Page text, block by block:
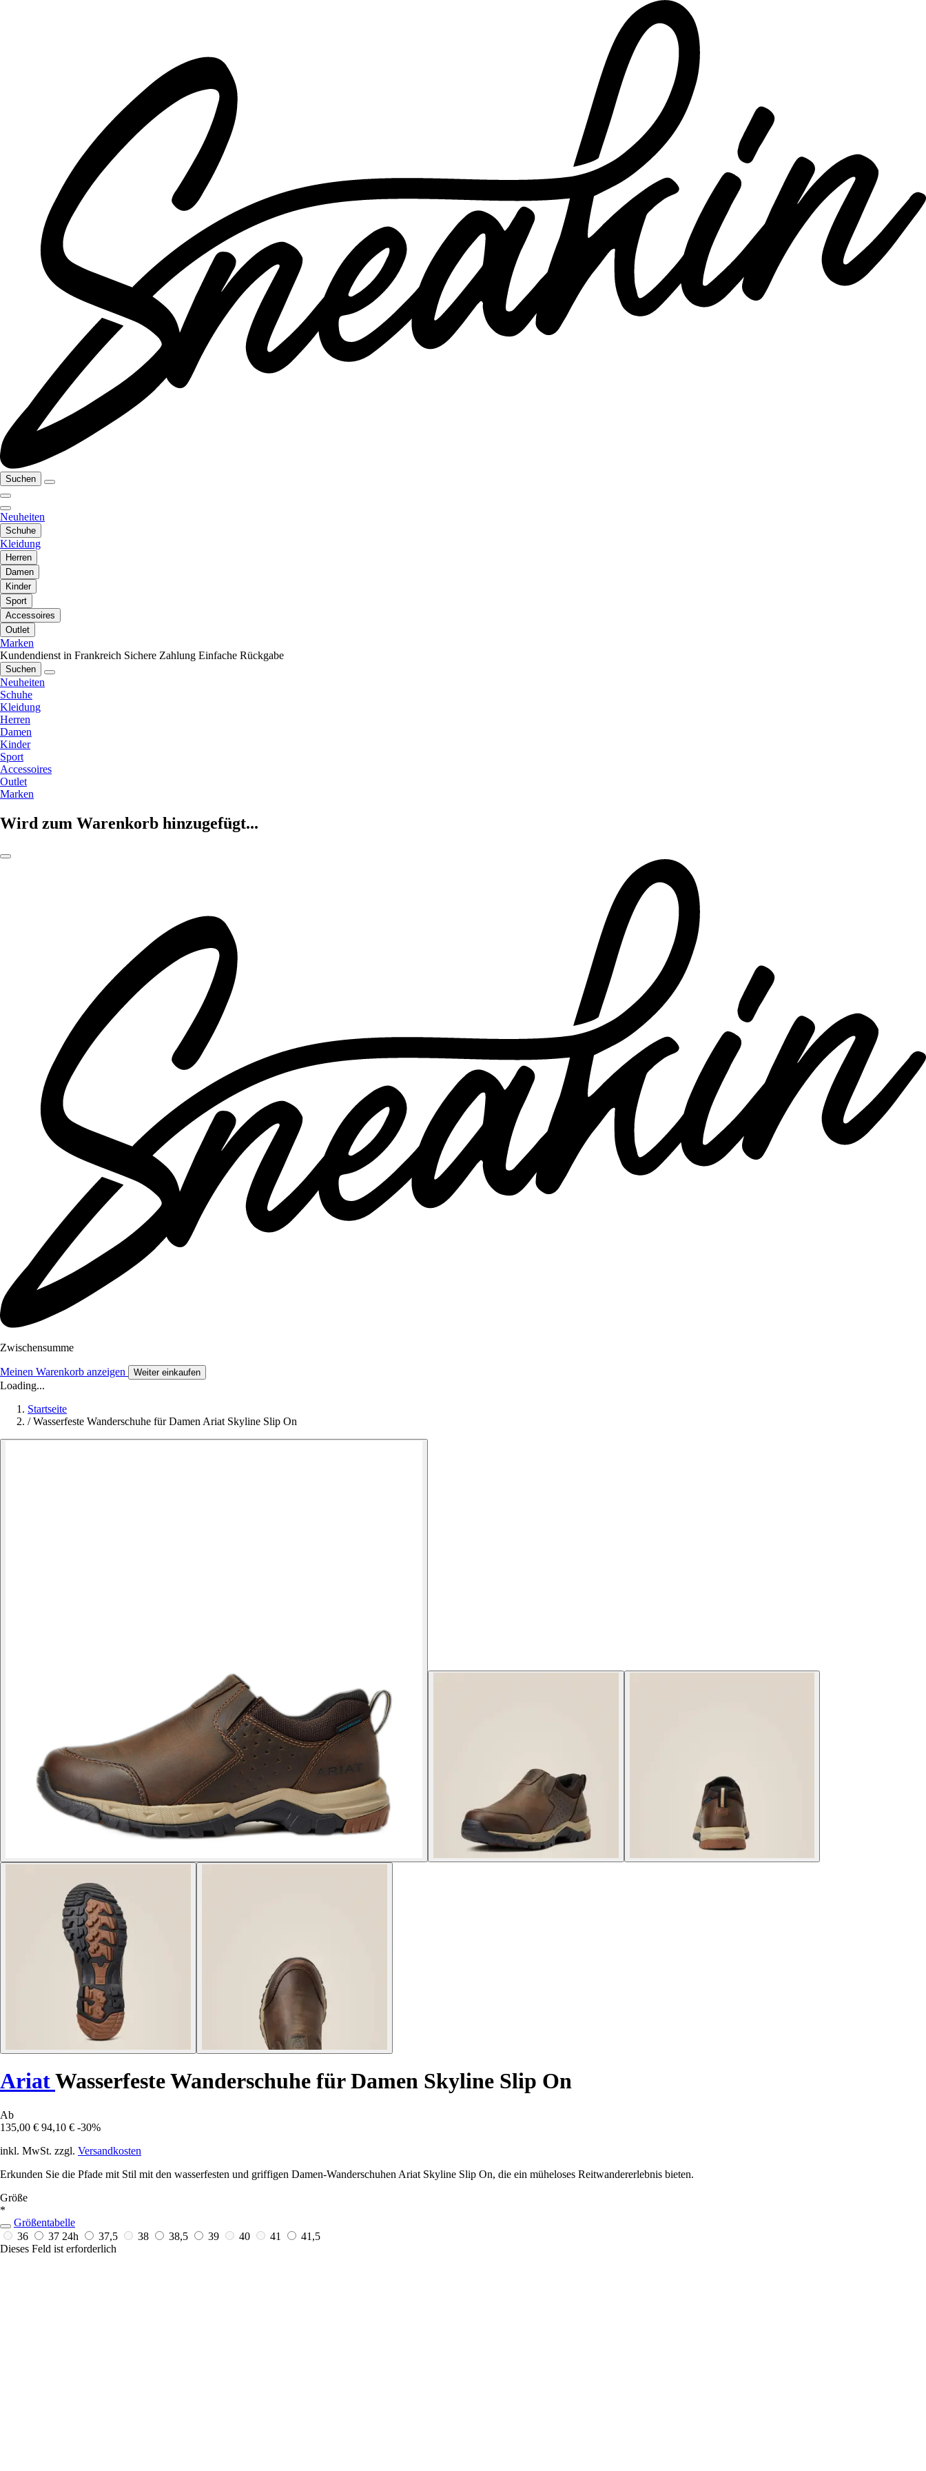
Suchen
Neuheiten
Schuhe
Kleidung
Herren
Damen
Kinder
Sport
Accessoires
Outlet
Marken
Kundendienst in Frankreich Sichere Zahlung Einfache Rückgabe
Suchen
Neuheiten
Schuhe
Kleidung
Herren
Damen
Kinder
Sport
Accessoires
Outlet
Marken
Wird zum Warenkorb hinzugefügt...
Zwischensumme
Meinen Warenkorb anzeigen Weiter einkaufen
Loading...
Startseite
/ Wasserfeste Wanderschuhe für Damen Ariat Skyline Slip On
AriatWasserfeste Wanderschuhe für Damen Skyline Slip On
Ab
135,00 € 94,10 € -30%
inkl. MwSt. zzgl. Versandkosten
Erkunden Sie die Pfade mit Stil mit den wasserfesten und griffigen Damen-Wanderschuhen Ariat Skyline Slip On, die ein müheloses Reitwandererlebnis bieten.
Größe
*
Größentabelle
36
37 24h 37,5 38 38,5 39 40 41
41,5
Dieses Feld ist erforderlich